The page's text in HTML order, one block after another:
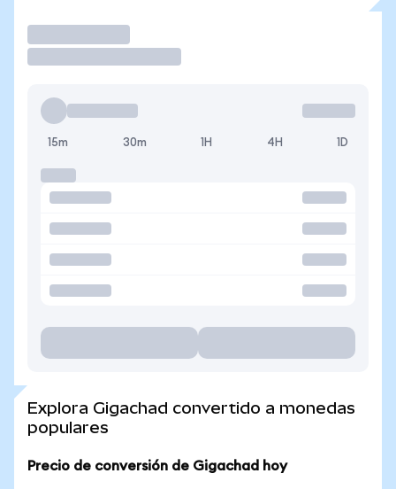
15m 30m 1H 4H 1D
Explora Gigachad convertido a monedas
populares
Precio de conversión de Gigachad hoy